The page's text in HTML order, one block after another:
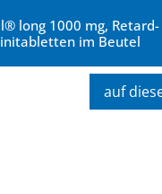
long 1000 mg, Retard-
im Beutel
auf